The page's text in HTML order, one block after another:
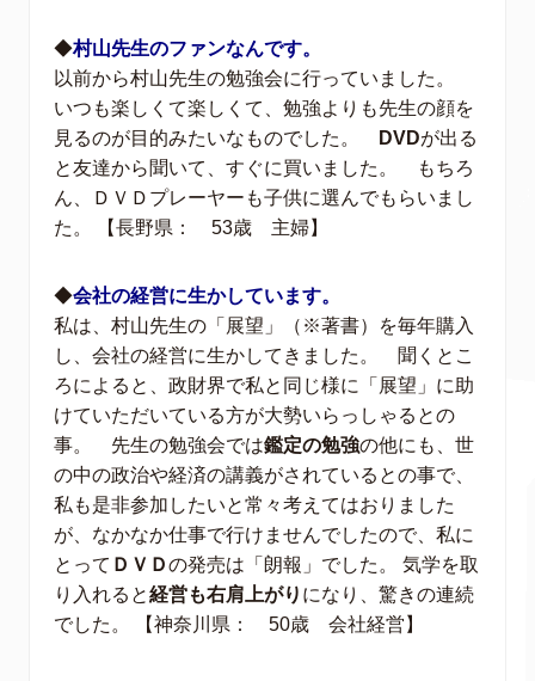
◆村山先生のファンなんです。
以前から村山先生の勉強会に行っていました。
いつも楽しくて楽しくて、勉強よりも先生の顔を
見るのが目的みたいなものでした。
DVDが出る
と友達から聞いて、すぐに買いました。 もちろ
ん、ＤＶＤプレーヤーも子供に選んでもらいまし
た。 【長野県： 53歳 主婦】
◆会社の経営に生かしています。
私は、村山先生の「展望」（※著書）を毎年購入
し、会社の経営に生かしてきました。 聞くとこ
ろによると、政財界で私と同じ様に「展望」に助
けていただいている方が大勢いらっしゃるとの
事。 先生の勉強会では鑑定の勉強の他にも、世
の中の政治や経済の講義がされているとの事で、
私も是非参加したいと常々考えてはおりました
が、なかなか仕事で行けませんでしたので、私に
とって ＤＶＤの発売は「朗報」でした。 気学を取
り入れると経営も右肩上がり になり、驚きの連続
でした。 【神奈川県： 50歳 会社経営】